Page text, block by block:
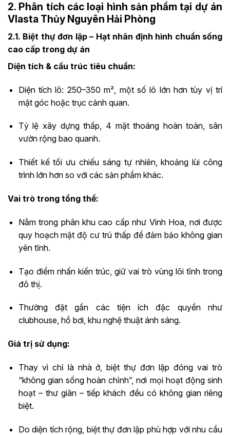
2. Phân tích các loại hình sản phẩm tại dự án
Vlasta Thủy Nguyên Hải Phòng
2.1. Biệt thự đơn lập – Hạt nhân định hình chuẩn sống
cao cấp trong dự án
Diện tích & cấu trúc tiêu chuẩn:
Diện tích lô: 250–350 m², một số lô lớn hơn tùy vị trí
mặt góc hoặc trục cảnh quan.
Tỷ lệ xây dựng thấp, 4 mặt thoáng hoàn toàn, sân
vườn rộng bao quanh.
Thiết kế tối ưu chiếu sáng tự nhiên, khoảng lùi công
trình lớn hơn so với các sản phẩm khác.
Vai trò trong tổng thể:
Nằm trong phân khu cao cấp như Vinh Hoa, nơi được
quy hoạch mật độ cư trú thấp để đảm bảo không gian
yên tĩnh.
Tạo điểm nhấn kiến trúc, giữ vai trò vùng lõi tĩnh trong
đô thị.
Thường đặt gần các tiện ích đặc quyền như
clubhouse, hồ bơi, khu nghệ thuật ánh sáng.
Giá trị sử dụng:
Thay vì chỉ là nhà ở, biệt thự đơn lập đóng vai trò
“không gian sống hoàn chỉnh”, nơi mọi hoạt động sinh
hoạt – thư giãn – tiếp khách đều có không gian riêng
biệt.
Do diện tích rộng, biệt thự đơn lập phù hợp với nhu cầu